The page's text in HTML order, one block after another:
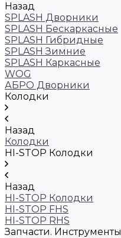
Назад
SPLASH Дворники
SPLASH Бескаркасные
SPLASH Гибридные
SPLASH Зимние
SPLASH Каркасные
WOG
АБРО Дворники
Колодки
Назад
Колодки
HI-STOP Колодки
Назад
HI-STOP Колодки
HI-STOP FHS
HI-STOP RHS
Запчасти. Инструменты